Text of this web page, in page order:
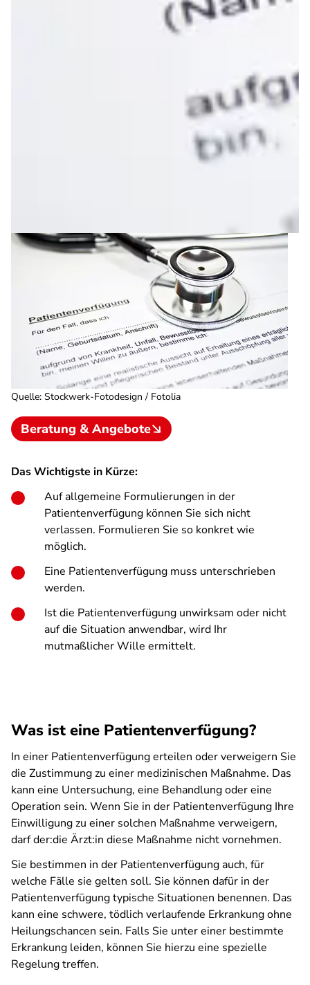
Quelle: Stockwerk-Fotodesign / Fotolia
Beratung & Angebote
Das Wichtigste in Kürze:
Auf allgemeine Formulierungen in der
Patientenverfügung können Sie sich nicht
verlassen. Formulieren Sie so konkret wie
möglich.
Eine Patientenverfügung muss unterschrieben
werden.
Ist die Patientenverfügung unwirksam oder nicht
auf die Situation anwendbar, wird Ihr
mutmaßlicher Wille ermittelt.
Was ist eine Patientenverfügung?
In einer Patientenverfügung erteilen oder verweigern Sie
die Zustimmung zu einer medizinischen Maßnahme. Das
kann eine Untersuchung, eine Behandlung oder eine
Operation sein. Wenn Sie in der Patientenverfügung Ihre
Einwilligung zu einer solchen Maßnahme verweigern,
darf der:die Ärzt:in diese Maßnahme nicht vornehmen.
Sie bestimmen in der Patientenverfügung auch, für
welche Fälle sie gelten soll. Sie können dafür in der
Patientenverfügung typische Situationen benennen. Das
kann eine schwere, tödlich verlaufende Erkrankung ohne
Heilungschancen sein. Falls Sie unter einer bestimmte
Erkrankung leiden, können Sie hierzu eine spezielle
Regelung treffen.